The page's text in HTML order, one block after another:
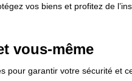
vos biens et profitez de
vous-même
pour garantir votre sécurité et